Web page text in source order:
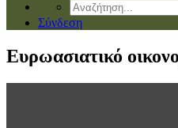
Σύνδεση
Ευρωασιατικό